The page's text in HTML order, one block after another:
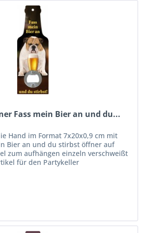
Fass mein Bier an und du...
Hand im Format 7x20x0,9 cm mit
Bier an und du stirbst öffner auf
zum aufhängen einzeln verschweißt
für den Partykeller